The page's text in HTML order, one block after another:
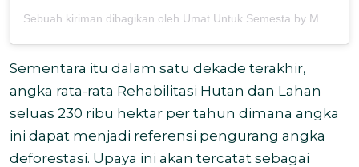
Sementara itu dalam satu dekade terakhir,
angka rata-rata Rehabilitasi Hutan dan Lahan
seluas 230 ribu hektar per tahun dimana angka
ini dapat menjadi referensi pengurang angka
deforestasi. Upaya ini akan tercatat sebagai